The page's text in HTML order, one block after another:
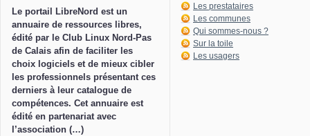
Le portail LibreNord est un
annuaire de ressources libres,
édité par le Club Linux Nord-Pas
de Calais afin de faciliter les
choix logiciels et de mieux cibler
les professionnels présentant ces
derniers à leur catalogue de
compétences. Cet annuaire est
édité en partenariat avec
l’association (…)
Les prestataires
Les communes
Qui sommes-nous ?
Sur la toile
Les usagers